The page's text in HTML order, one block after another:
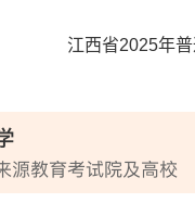
江西省2025年普